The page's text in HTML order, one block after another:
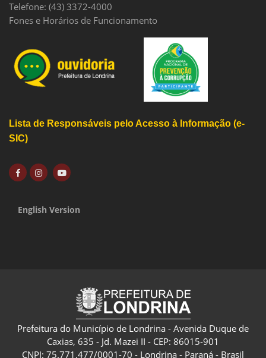
Telefone: (43) 3372-4000
Fones e Horários de Funcionamento
Lista de Responsáveis pelo Acesso à Informação (e-
SIC)
English Version
Prefeitura do Município de Londrina - Avenida Duque de
Caxias, 635 - Jd. Mazei II - CEP: 86015-901
CNPJ: 75.771.477/0001-70 - Londrina - Paraná - Brasil